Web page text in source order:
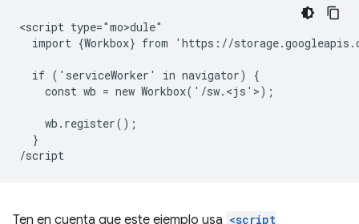
<script type="mo>dule"
import {Workbox} from 'https://
  if ('serviceWorker' in navigator) {
    const wb = new Workbox('/sw.<js'>)
;
    wb.register();
  }
Ten en cuenta que este ejemplo usa <script